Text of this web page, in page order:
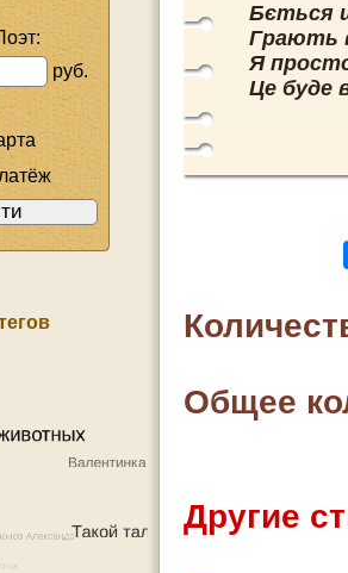
руб.
Бється
Грають
Я
Це буде
Общее
Другие